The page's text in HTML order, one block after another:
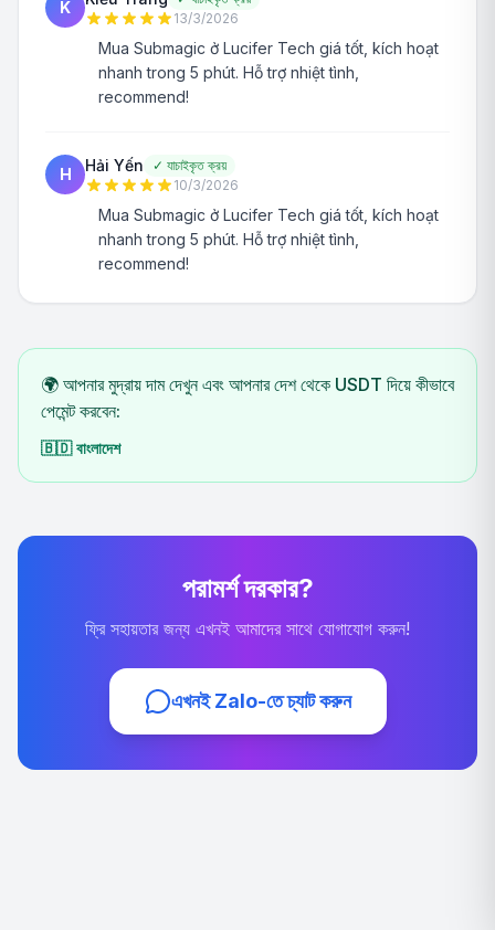
K
13/3/2026
Mua Submagic ở Lucifer Tech giá tốt, kích hoạt
nhanh trong 5 phút. Hỗ trợ nhiệt tình,
recommend!
H Hải Yến ✓ যাচাইকৃত ক্রয়
10/3/2026
Mua Submagic ở Lucifer Tech giá tốt, kích hoạt
nhanh trong 5 phút. Hỗ trợ nhiệt tình,
recommend!
🌍 আপনার মুদ্রায় দাম দেখুন এবং আপনার দেশ থেকে USDT দিয়ে কীভাবে
পেমেন্ট করবেন:
🇧🇩 বাংলাদেশ
পরামর্শ দরকার?
ফ্রি সহায়তার জন্য এখনই আমাদের সাথে যোগাযোগ করুন!
এখনই Zalo-তে চ্যাট করুন